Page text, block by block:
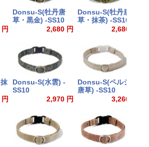
Donsu-S(牡丹唐
草・黒金) -SS10
2,680 円
Donsu-S(牡丹唐
草・抹茶) -SS10
2,680 円
Donsu-S(水雲) -
SS10
2,970 円
Donsu-S(ペルシャ
唐草) -SS10
3,260 円